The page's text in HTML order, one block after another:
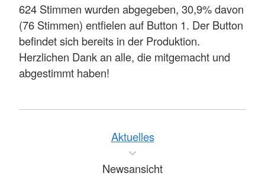
624 Stimmen wurden abgegeben, 30,9% davon
(76 Stimmen) entfielen auf Button 1. Der Button
befindet sich bereits in der Produktion.
Herzlichen Dank an alle, die mitgemacht und
abgestimmt haben!
Aktuelles
Newsansicht